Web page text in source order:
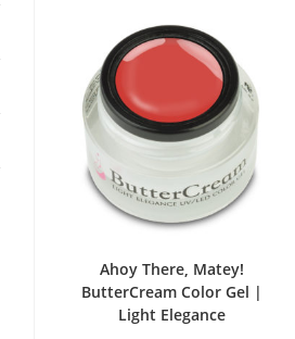
Ahoy There, Matey!
ButterCream Color Gel |
Light Elegance